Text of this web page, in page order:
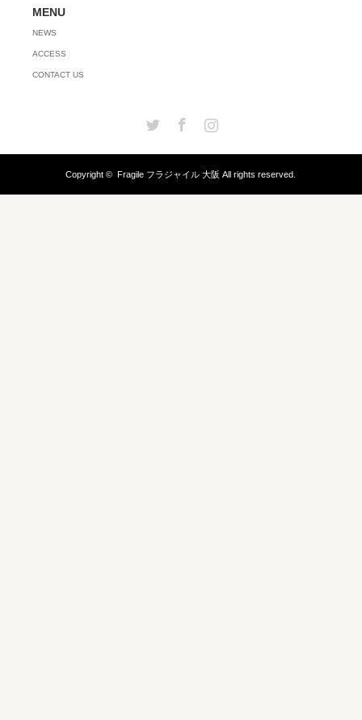
MENU
NEWS
ACCESS
CONTACT US
Twitter Facebook
Copyright ©Fragile フラジャイル 大阪 All rights reserved.